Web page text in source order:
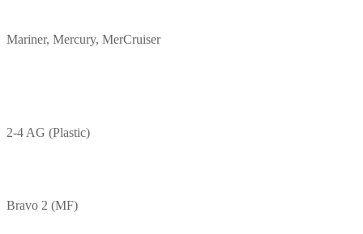
Mariner, Mercury, MerCruiser
2-4 AG (Plastic)
Bravo 2 (MF)